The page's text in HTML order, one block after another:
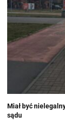
Miał być
sądu